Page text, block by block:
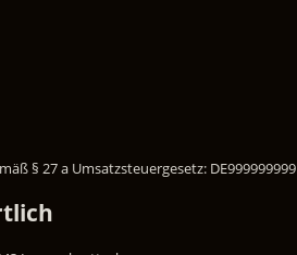
§ 27 a Umsatzsteuergesetz: DE999999999